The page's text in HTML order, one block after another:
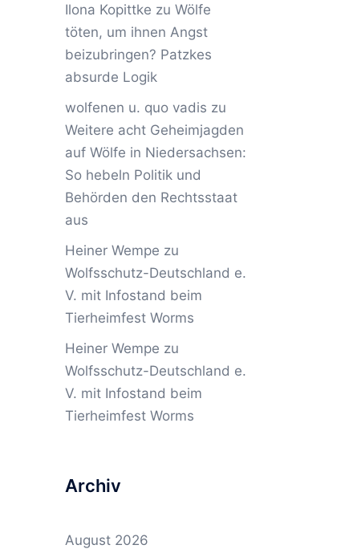
Ilona Kopittke zu Wölfe
töten, um ihnen Angst
beizubringen? Patzkes
absurde Logik
wolfenen u. quo vadis zu
Weitere acht Geheimjagden
auf Wölfe in Niedersachsen:
So hebeln Politik und
Behörden den Rechtsstaat
aus
Heiner Wempe zu
Wolfsschutz-Deutschland e.
V. mit Infostand beim
Tierheimfest Worms
Heiner Wempe zu
Wolfsschutz-Deutschland e.
V. mit Infostand beim
Tierheimfest Worms
Archiv
August 2026